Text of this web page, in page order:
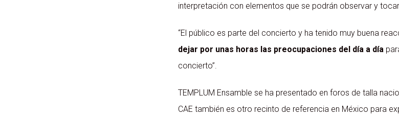
interpretación con elementos que se podrán observar y
“El público es parte del concierto y ha tenido muy buena
dejar por unas horas las preocupaciones del día a día
concierto”.
TEMPLUM Ensamble se ha presentado en foros de talla
CAE también es otro recinto de referencia en México para